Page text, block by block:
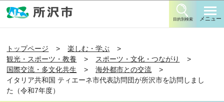
目的別検索 メニュー
トップページ
楽しむ・学ぶ
観光・スポーツ・教養
スポーツ・文化・つながり
国際交流・多文化共生
海外都市との交流
イタリア共和国 ティエーネ市代表訪問団が所沢市を訪問しまし
た（令和7年度）